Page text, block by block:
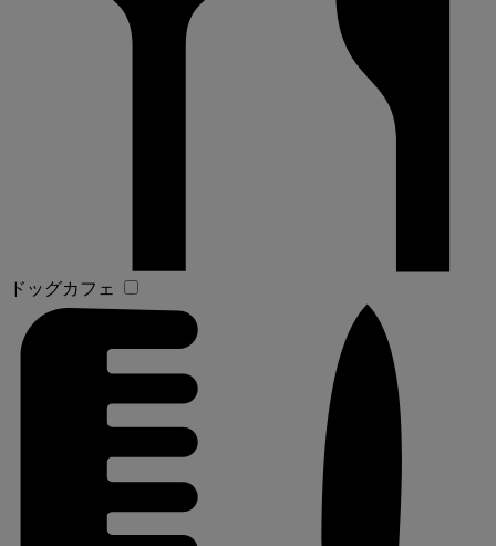
ドッグカフェ